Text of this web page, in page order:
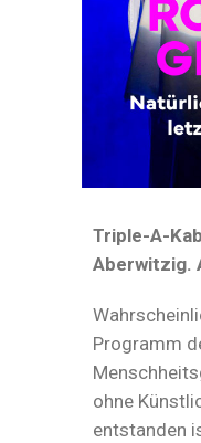
Triple-A-
Aberwitzig.
Programm
ohne
entstanden